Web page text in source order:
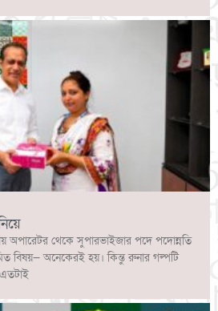
অপারেটর থেকে সুপারভাইজার পদে পদোন্নতি
বিষয়— অনেকেরই হয়। কিন্তু রুনার গল্পটি